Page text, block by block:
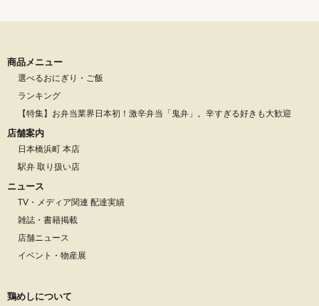
商品メニュー
選べるおにぎり・ご飯
ランキング
【特集】お弁当業界日本初！激辛弁当「鬼弁」。辛すぎる好きも大歓迎
店舗案内
日本橋浜町 本店
駅弁 取り扱い店
ニュース
TV・メディア関連 配達実績
雑誌・書籍掲載
店舗ニュース
イベント・物産展
鶏めしについて